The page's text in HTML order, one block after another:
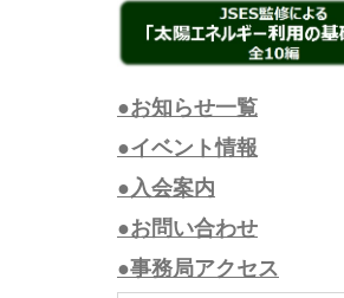
●お知らせ一覧
●イベント情報
●入会案内
●お問い合わせ
●事務局アクセス